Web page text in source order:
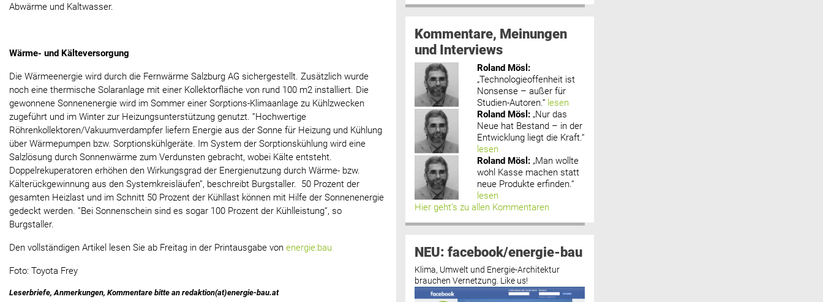
Abwärme und Kaltwasser.
Wärme- und Kälteversorgung
Die Wärmeenergie wird durch die Fernwärme Salzburg AG sichergestellt. Zusätzlich wurde
noch eine thermische Solaranlage mit einer Kollektorfläche von rund 100 m2 installiert. Die
gewonnene Sonnenenergie wird im Sommer einer Sorptions-Klimaanlage zu Kühlzwecken
zugeführt und im Winter zur Heizungsunterstützung genutzt. ”Hochwertige
Röhrenkollektoren/Vakuumverdampfer liefern Energie aus der Sonne für Heizung und Kühlung
über Wärmepumpen bzw. Sorptionskühlgeräte. Im System der Sorptionskühlung wird eine
Salzlösung durch Sonnenwärme zum Verdunsten gebracht, wobei Kälte entsteht.
Doppelrekuperatoren erhöhen den Wirkungsgrad der Energienutzung durch Wärme- bzw.
Kälterückgewinnung aus den Systemkreisläufen”, beschreibt Burgstaller. 50 Prozent der
gesamten Heizlast und im Schnitt 50 Prozent der Kühllast können mit Hilfe der Sonnenenergie
gedeckt werden. ”Bei Sonnenschein sind es sogar 100 Prozent der Kühlleistung”, so
Burgstaller.
Den vollständigen Artikel lesen Sie ab Freitag in der Printausgabe von energie:bau
Foto: Toyota Frey
Leserbriefe, Anmerkungen, Kommentare bitte an redaktion(at)energie-bau.at
Kommentare, Meinungen
und Interviews
Roland Mösl :
„Technologieoffenheit ist
Nonsense – außer für
Studien-Autoren.“ lesen
Roland Mösl : „Nur das
Neue hat Bestand – in der
Entwicklung liegt die Kraft.“
lesen
Roland Mösl : „Man wollte
wohl Kasse machen statt
neue Produkte erfinden.“
lesen
Hier geht’s zu allen Kommentaren
NEU: facebook/energie-bau
Klima, Umwelt und Energie-Architektur
brauchen Vernetzung. Like us!